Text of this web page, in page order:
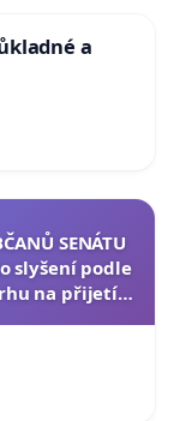
a
SENÁTU
slyšení podle
na přijetí